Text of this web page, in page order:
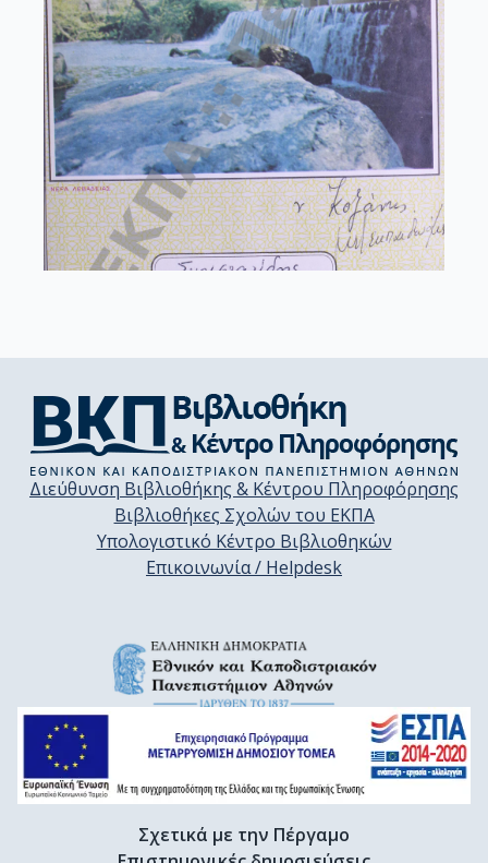
Διεύθυνση Βιβλιοθήκης & Κέντρου Πληροφόρησης
Βιβλιοθήκες Σχολών του ΕΚΠΑ
Υπολογιστικό Κέντρο Βιβλιοθηκών
Επικοινωνία / Helpdesk
Σχετικά με την Πέργαμο